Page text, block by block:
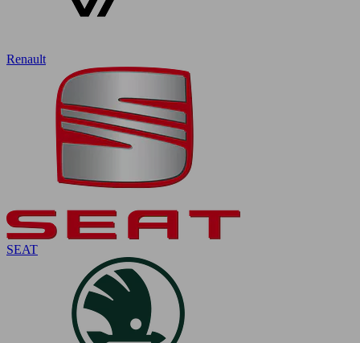
Renault
SEAT